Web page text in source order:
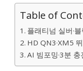
Table of
플래티넘 실버·
HD QN3·XM5
AI 빔포밍·3분